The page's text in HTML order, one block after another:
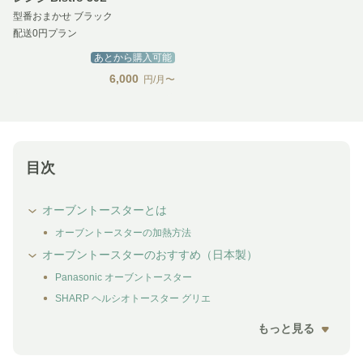
型番おまかせ ブラック
配送0円プラン
あとから購入可能
6,000 円/月〜
目次
オーブントースターとは
オーブントースターの加熱方法
オーブントースターのおすすめ（日本製）
Panasonic オーブントースター
SHARP ヘルシオトースター グリエ
もっと見る